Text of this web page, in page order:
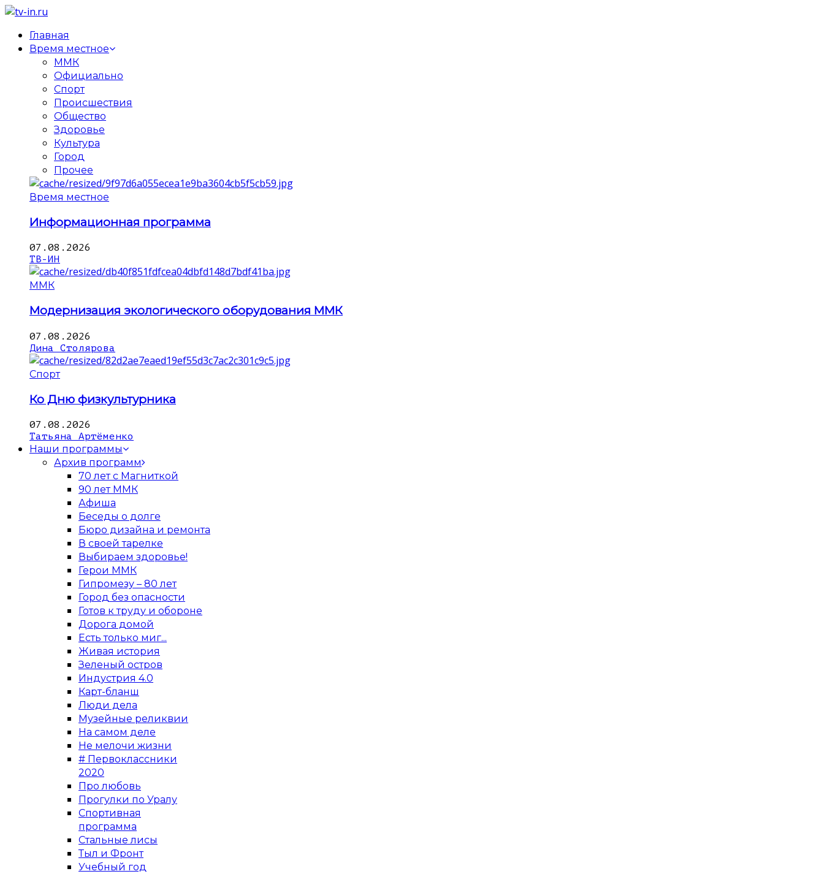
Главная
Время местное
ММК
Официально
Спорт
Происшествия
Общество
Здоровье
Культура
Город
Прочее
Время местное
Информационная программа
07.08.2026
ТВ-ИН
ММК
Модернизация экологического оборудования ММК
07.08.2026
Дина Столярова
Спорт
Ко Дню физкультурника
07.08.2026
Татьяна Артёменко
Наши программы
Архив программ
70 лет с Магниткой
90 лет ММК
Афиша
Беседы о долге
Бюро дизайна и ремонта
В своей тарелке
Выбираем здоровье!
Герои ММК
Гипромезу – 80 лет
Город без опасности
Готов к труду и обороне
Дорога домой
Есть только миг...
Живая история
Зеленый остров
Индустрия 4.0
Карт-бланш
Люди дела
Музейные реликвии
На самом деле
Не мелочи жизни
# Первоклассники
2020
Про любовь
Прогулки по Уралу
Спортивная
программа
Стальные лисы
Тыл и Фронт
Учебный год